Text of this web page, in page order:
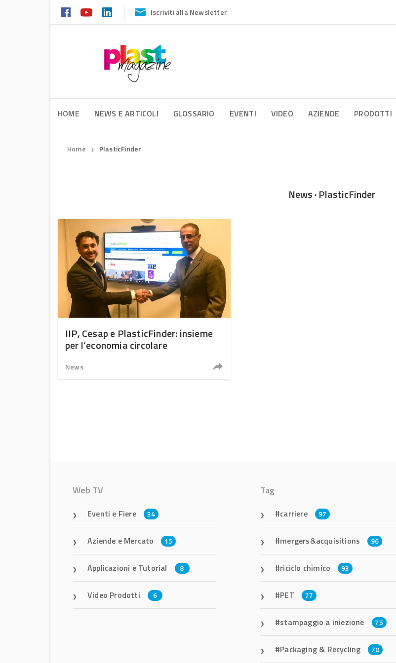
Iscriviti alla Newsletter
HOME NEWS E ARTICOLI GLOSSARIO EVENTI VIDEO AZIENDE PRODOTTI
Home ❯ PlasticFinder
News · PlasticFinder
IIP, Cesap e PlasticFinder: insieme
per l’economia circolare
News
Web TV
Eventi e Fiere 34
Aziende e Mercato 15
Applicazioni e Tutorial 8
Video Prodotti 6
Tag
carriere 97
mergers&acquisitions 96
riciclo chimico 93
PET 77
stampaggio a iniezione 75
Packaging & Recycling 70